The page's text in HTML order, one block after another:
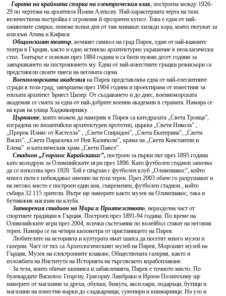
Гарата на крайната спирка на електрическия влак, построена между 1926-
29 по чертежи на архитекта Йоани Алексиу. Най-характерната черта на тази
величествена постройка е огромния й прозрачен купол. Това е една от най-
оживените спирки, понеже всеки ден от там минават хиляди хора, които пътуват за
или към Атина и Кифися.
Общинският театър, вечният символ на град Пирея, един от най-важните
театри в Гърция, както и едно истинско архитектурно украшение в неокласически
стил. Театърът е основан през 1884 година и са били нужни десет години за
завършването на построяването му. Едни от най-известните гръцки режисьори са
представяли своите пиеси на неговата сцена.
Военноморската академия на Пирея представлява една от най-елегантните
сгради в този град, завършена през 1904 година и проектирана от известния за
епохата архитект Ърнест Цилер. От създаването и до днес, военноморската
академия се смята за една от най-добрите военни академии в страната. Намира се
на края на улица Хаджикириаку.
Църквите, които можем да намерим в Пирея са катедралата „Света Троица”,
изградена по византийски архитектурен прототип, църква „Свети Никола” ,
„Пророк Илияс от Кастелла” , „Свети Спиридон”, „Света Екатерина”, „Свети
Васил”, „Света Параскева от Нея Калиполи”, храма на „Свети Константин и
Елена” и католическия храм „Свети Павел” .
Стадион „Георгиос Карайскакис”, построен за първи път през 1895 година
като колодрум за Олимпийските игри през 1896. Като футболен стадион започва
да се използва през 1920. Той е свързан с футболен клуб „Олимпиакос”, който
много пъти е побеждавал именно на този терен. През 2003 обаче го разрушават и
на негово място е построен един нов, съвременен, футболен стадион , който
събира 32 115 зрители. Вътре ще намерите както музея на Олимпиакос, така и
бутиковия магазин на клуба.
Затворения стадион на Мира и Приятелството, неразделна част от
спортните традиции в Гърция. Построен през 1891-94 година. По време на
Олимпийските игри през 2004, всички състезания по волейбол стават на неговия
терен. Намира се на четири километра от пристанището на Пирея.
Любителите на историята и културата имат шанса да посетят много музеи и
галерии. Част от тях са Археологическият музей на Пирея, Морският музей на
Гърция, Музея на електронните влакове, Обществената галерия, както и
изложбата на Института на Историята на търговското корабоплаване.
За тези, които обичат шопинга и забавленията, Пирея е точното място. По
булевардите Василеос Георгиу, Григориу Ламбраки и Ироон Политехниу ще
намерите от магазини за дрехи, обувки, бижута, аксесоари, подаръци, бутици и
магазини на известни марки до сладкарници, сувенири и книжарници. На узо и